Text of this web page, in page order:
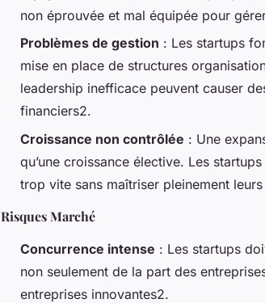
non éprouvée et mal équipée pour
Problèmes de gestion : Les startups
mise en place de structures
leadership inefficace peuvent causer
financiers2.
Croissance non contrôlée : Une
qu’une croissance élective. Les
trop vite sans maîtriser pleinement
Risques Marché
Concurrence intense : Les startups
non seulement de la part des
entreprises innovantes2.